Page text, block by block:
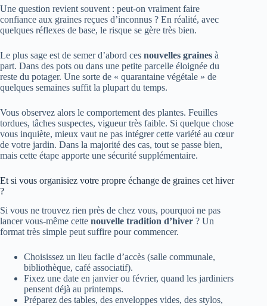
Une question revient souvent : peut‑on vraiment faire
confiance aux graines reçues d’inconnus ? En réalité, avec
quelques réflexes de base, le risque se gère très bien.
Le plus sage est de semer d’abord ces nouvelles graines à
part. Dans des pots ou dans une petite parcelle éloignée du
reste du potager. Une sorte de « quarantaine végétale » de
quelques semaines suffit la plupart du temps.
Vous observez alors le comportement des plantes. Feuilles
tordues, tâches suspectes, vigueur très faible. Si quelque chose
vous inquiète, mieux vaut ne pas intégrer cette variété au cœur
de votre jardin. Dans la majorité des cas, tout se passe bien,
mais cette étape apporte une sécurité supplémentaire.
Et si vous organisiez votre propre échange de graines cet hiver
?
Si vous ne trouvez rien près de chez vous, pourquoi ne pas
lancer vous‑même cette nouvelle tradition d’hiver ? Un
format très simple peut suffire pour commencer.
Choisissez un lieu facile d’accès (salle communale,
bibliothèque, café associatif).
Fixez une date en janvier ou février, quand les jardiniers
pensent déjà au printemps.
Préparez des tables, des enveloppes vides, des stylos,